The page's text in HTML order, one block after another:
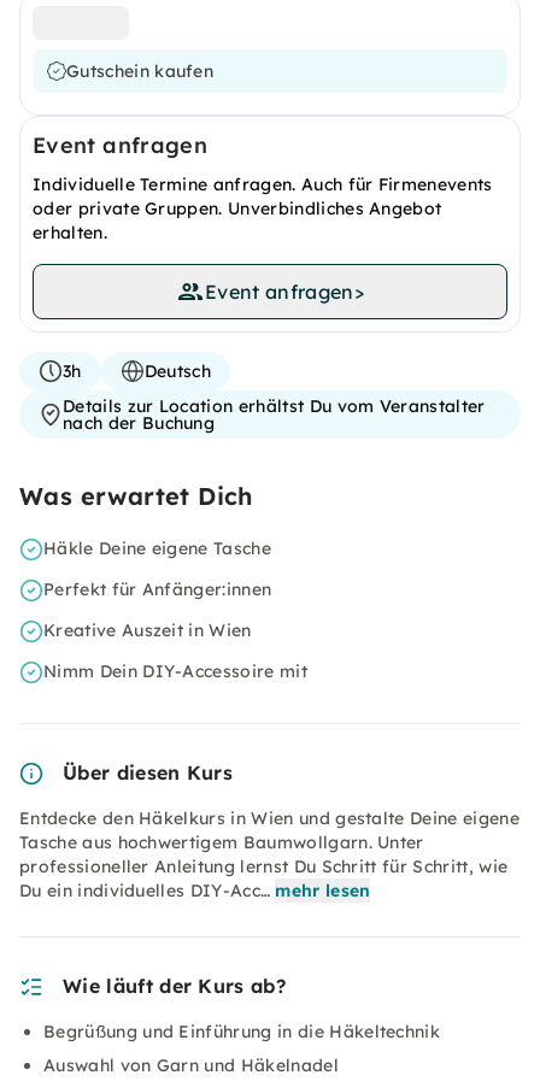
Gutschein kaufen
Event anfragen
Individuelle Termine anfragen. Auch für Firmenevents
oder private Gruppen. Unverbindliches Angebot
erhalten.
Event anfragen>
3h
Deutsch
Details zur Location erhältst Du vom Veranstalter
nach der Buchung
Was erwartet Dich
Häkle Deine eigene Tasche
Perfekt für Anfänger:innen
Kreative Auszeit in Wien
Nimm Dein DIY-Accessoire mit
Über diesen Kurs
Entdecke den Häkelkurs in Wien und gestalte Deine eigene
Tasche aus hochwertigem Baumwollgarn. Unter
professioneller Anleitung lernst Du Schritt für Schritt, wie
Du ein individuelles DIY-Acc… mehr lesen
Wie läuft der Kurs ab?
Begrüßung und Einführung in die Häkeltechnik
Auswahl von Garn und Häkelnadel